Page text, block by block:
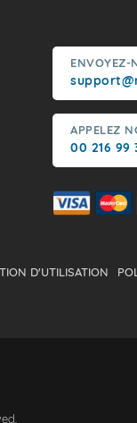
ENVOYEZ-
APPELEZ
00 216 99
D'UTILISATION